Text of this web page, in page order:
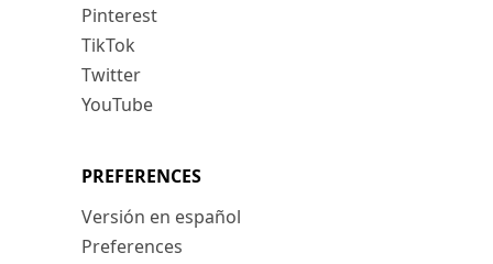
Pinterest
TikTok
Twitter
YouTube
PREFERENCES
Versión en español
Preferences